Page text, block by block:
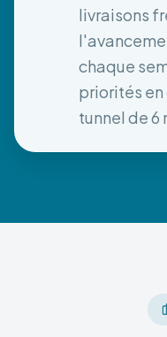
livraisons
chaque
priorités en
tunnel de 6